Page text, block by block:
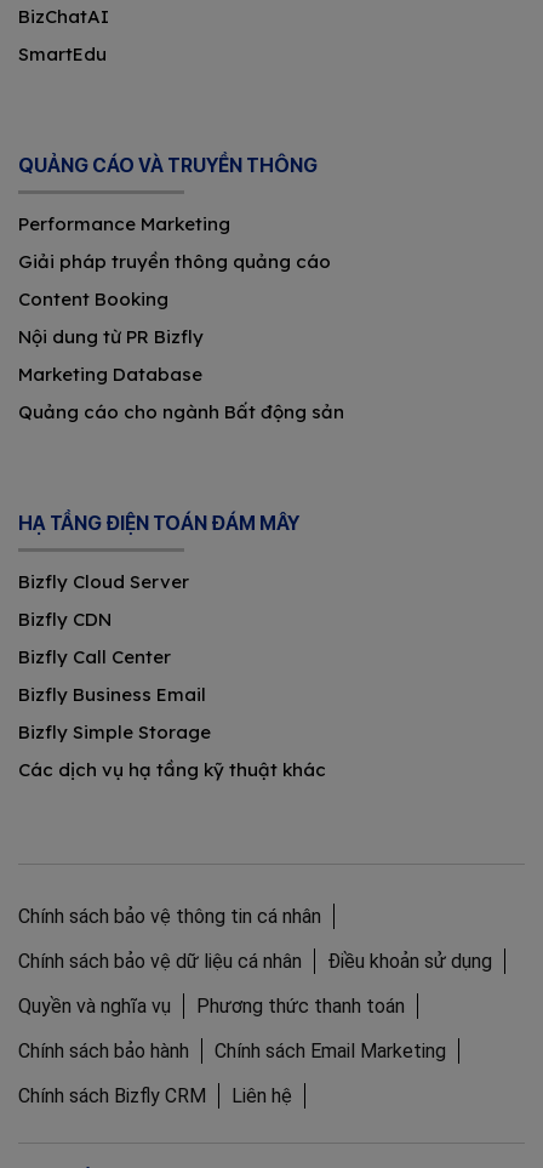
BizChatAI
SmartEdu
QUẢNG CÁO VÀ TRUYỀN THÔNG
Performance Marketing
Giải pháp truyền thông quảng cáo
Content Booking
Nội dung từ PR Bizfly
Marketing Database
Quảng cáo cho ngành Bất động sản
HẠ TẦNG ĐIỆN TOÁN ĐÁM MÂY
Bizfly Cloud Server
Bizfly CDN
Bizfly Call Center
Bizfly Business Email
Bizfly Simple Storage
Các dịch vụ hạ tầng kỹ thuật khác
Chính sách bảo vệ thông tin cá nhân
Chính sách bảo vệ dữ liệu cá nhân
Điều khoản sử dụng
Quyền và nghĩa vụ
Phương thức thanh toán
Chính sách bảo hành
Chính sách Email Marketing
Chính sách Bizfly CRM
Liên hệ